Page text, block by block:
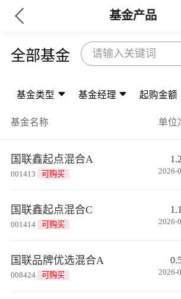
基金产品
全部基金
基金类型 基金经理 起购金额
基金名称 单位
国联鑫起点混合A
001413 可购买 2026-
国联鑫起点混合C
001414 可购买 2026-
国联品牌优选混合A
008424 可购买 2026-